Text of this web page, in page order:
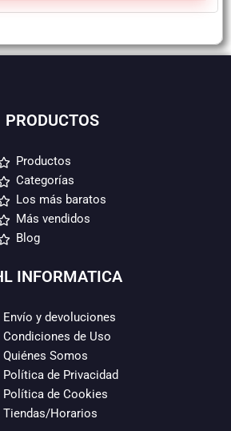
PRODUCTOS
Productos
Categorías
Los más baratos
Más vendidos
Blog
INFORMATICA
Envío y devoluciones
Condiciones de Uso
Quiénes Somos
Política de Privacidad
Política de Cookies
Tiendas/Horarios